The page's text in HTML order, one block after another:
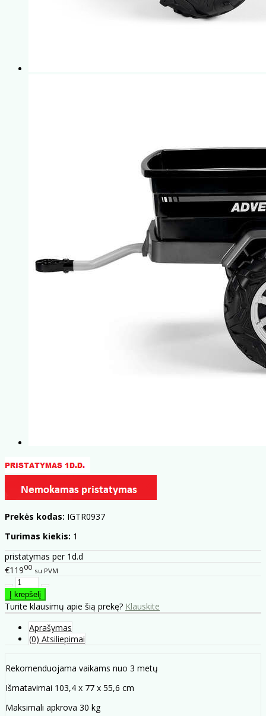
Prekės kodas: IGTR0937
Turimas kiekis: 1
pristatymas per 1d.d
€11900 su PVM
Turite klausimų apie šią prekę? Klauskite
Aprašymas
(0) Atsiliepimai
Rekomenduojama vaikams nuo 3 metų
Išmatavimai 103,4 x 77 x 55,6 cm
Maksimali apkrova 30 kg